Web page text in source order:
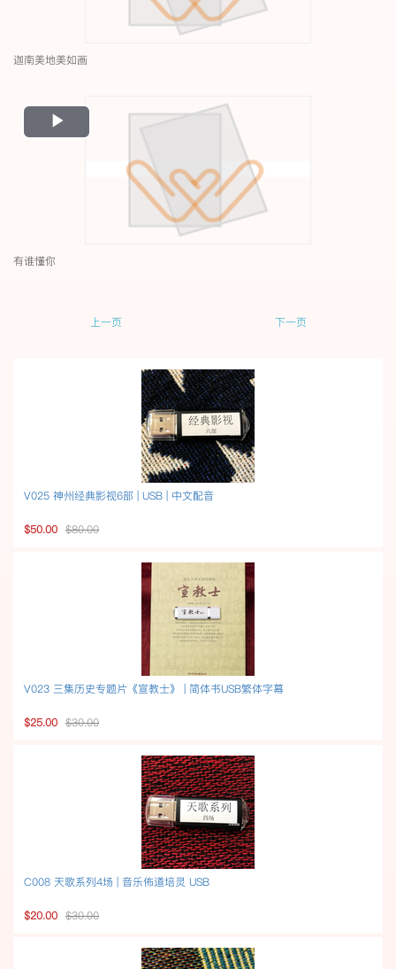
迦南美地美如画
Play
Video
有谁懂你
上一页 下一页
V025 神州经典影视6部 | USB | 中文配音
$50.00 $80.00
V023 三集历史专题片《宣教士》 | 简体书USB繁体字幕
$25.00 $30.00
C008 天歌系列4场 | 音乐佈道培灵 USB
$20.00 $30.00